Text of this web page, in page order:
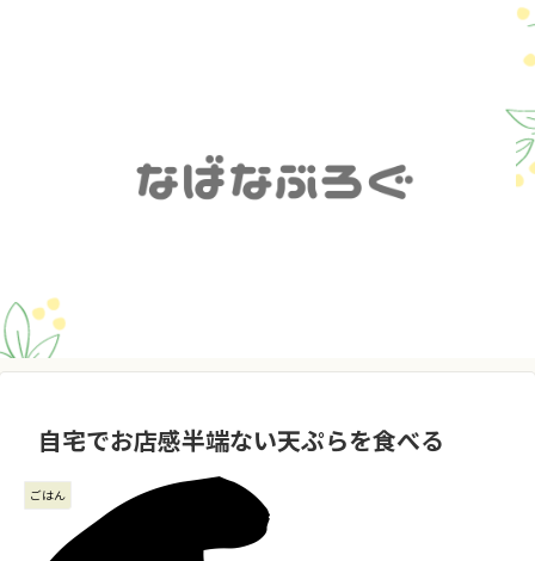
自宅でお店感半端ない天ぷらを食べる
ごはん